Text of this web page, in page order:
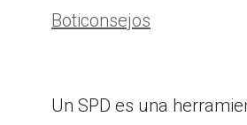
Boticonsejos
Un SPD es una